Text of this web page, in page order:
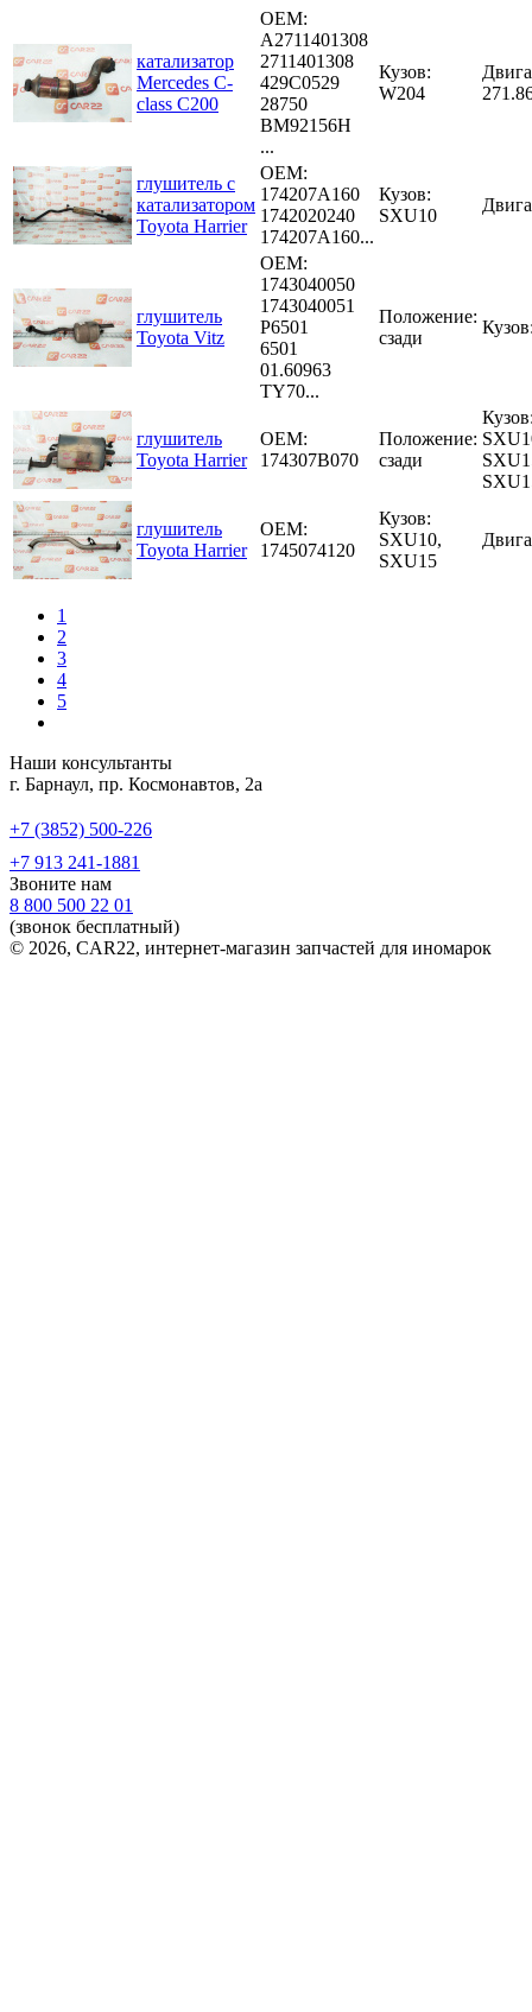
катализатор
Mercedes C-
class C200
OEM:
A2711401308
2711401308
429C0529
28750
BM92156H
...
Кузов:
W204
глушитель с
катализатором
Toyota Harrier
OEM:
174207A160
1742020240
174207A160...
Кузов:
SXU10
глушитель
Toyota Vitz
OEM:
1743040050
1743040051
P6501
6501
01.60963
TY70...
Положение:
сзади
глушитель
Toyota Harrier
OEM:
174307B070
Положение:
сзади
глушитель
Toyota Harrier
OEM:
1745074120
Кузов:
SXU10,
SXU15
1
2
3
4
5
Наши консультанты
г. Барнаул, пр. Космонавтов, 2а
+7 (3852) 500-226
+7 913 241-1881
Звоните нам
8 800 500 22 01
(звонок бесплатный)
© 2026, CAR22, интернет-магазин запчастей для иномарок